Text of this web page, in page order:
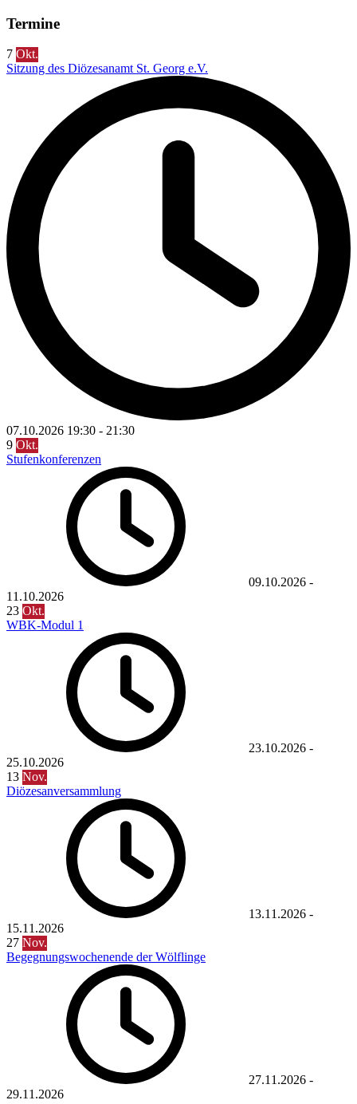
Termine
7 Okt.
Sitzung des Diözesanamt St. Georg e.V.
07.10.2026 19:30 - 21:30
9 Okt.
Stufenkonferenzen
09.10.2026 -
11.10.2026
23 Okt.
WBK-Modul 1
23.10.2026 -
25.10.2026
13 Nov.
Diözesanversammlung
13.11.2026 -
15.11.2026
27 Nov.
Begegnungswochenende der Wölflinge
27.11.2026 -
29.11.2026